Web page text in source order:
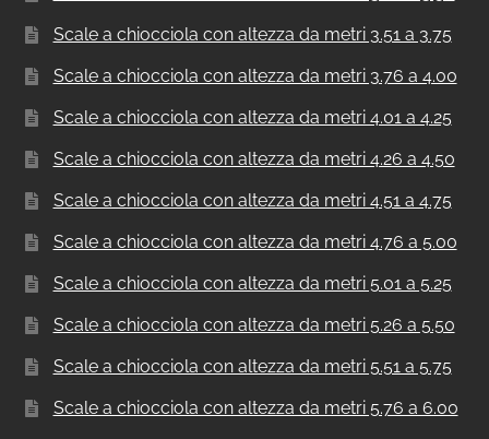
Scale a chiocciola con altezza da metri 3.51 a 3.75
Scale a chiocciola con altezza da metri 3.76 a 4.00
Scale a chiocciola con altezza da metri 4.01 a 4.25
Scale a chiocciola con altezza da metri 4.26 a 4.50
Scale a chiocciola con altezza da metri 4.51 a 4.75
Scale a chiocciola con altezza da metri 4.76 a 5.00
Scale a chiocciola con altezza da metri 5.01 a 5.25
Scale a chiocciola con altezza da metri 5.26 a 5.50
Scale a chiocciola con altezza da metri 5.51 a 5.75
Scale a chiocciola con altezza da metri 5.76 a 6.00